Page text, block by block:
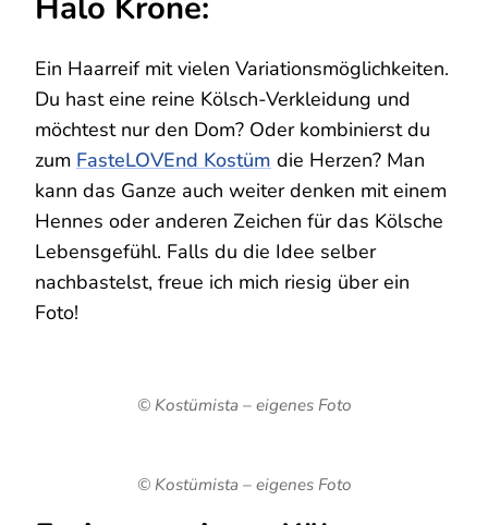
Ein Haarreif mit vielen Variationsmöglichkeiten.
Du hast eine reine Kölsch-Verkleidung und
möchtest nur den Dom? Oder kombinierst du
zum FasteLOVEnd Kostüm die Herzen? Man
kann das Ganze auch weiter denken mit einem
Hennes oder anderen Zeichen für das Kölsche
Lebensgefühl. Falls du die Idee selber
nachbastelst, freue ich mich riesig über ein
Foto!
© Kostümista – eigenes Foto
© Kostümista – eigenes Foto